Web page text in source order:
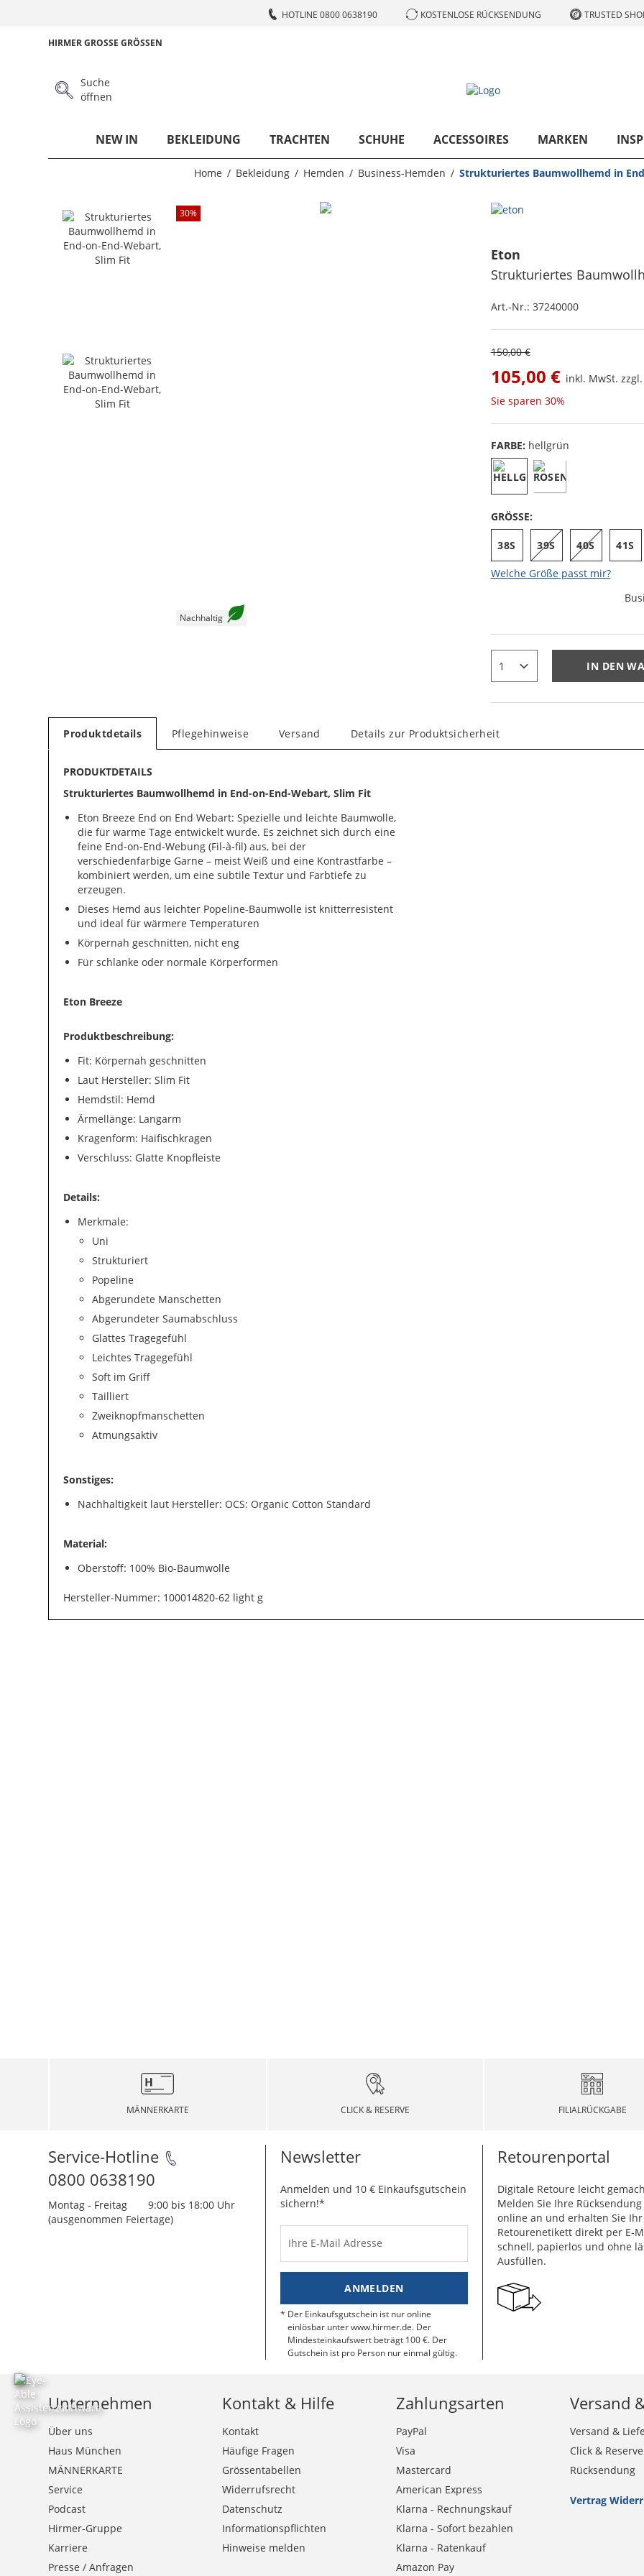
HOTLINE 0800 0638190 KOSTENLOSE RÜCKSENDUNG TRUSTED
HIRMER GROSSE GRÖSSEN
Suche
öffnen
NEW IN BEKLEIDUNG TRACHTEN SCHUHE ACCESSOIRES MARKEN
Home Bekleidung Hemden Business-Hemden Strukturiertes Baumwollhemd in
30%
Nachhaltig
Eton
Strukturiertes
Art.-Nr.: 37240000
150,00 €
105,00 € inkl. MwSt. zzgl.
Sie sparen 30%
FARBE: hellgrün
GRÖSSE:
38S 39S 40S 41S
Welche Größe passt mir?
IN DEN
Produktdetails Pflegehinweise Versand Details zur Produktsicherheit
PRODUKTDETAILS
Strukturiertes Baumwollhemd in End-on-End-Webart, Slim Fit
Eton Breeze End on End Webart: Spezielle und leichte Baumwolle,
die für warme Tage entwickelt wurde. Es zeichnet sich durch eine
feine End-on-End-Webung (Fil-à-fil) aus, bei der
verschiedenfarbige Garne – meist Weiß und eine Kontrastfarbe –
kombiniert werden, um eine subtile Textur und Farbtiefe zu
erzeugen.
Dieses Hemd aus leichter Popeline-Baumwolle ist knitterresistent
und ideal für wärmere Temperaturen
Körpernah geschnitten, nicht eng
Für schlanke oder normale Körperformen
Eton Breeze
Produktbeschreibung:
Fit: Körpernah geschnitten
Laut Hersteller: Slim Fit
Hemdstil: Hemd
Ärmellänge: Langarm
Kragenform: Haifischkragen
Verschluss: Glatte Knopfleiste
Details:
Merkmale:
Uni
Strukturiert
Popeline
Abgerundete Manschetten
Abgerundeter Saumabschluss
Glattes Tragegefühl
Leichtes Tragegefühl
Soft im Griff
Tailliert
Zweiknopfmanschetten
Atmungsaktiv
Sonstiges:
Nachhaltigkeit laut Hersteller: OCS: Organic Cotton Standard
Material:
Oberstoff: 100% Bio-Baumwolle
Hersteller-Nummer: 100014820-62 light g
MÄNNERKARTE CLICK & RESERVE FILIALRÜCKGABE
Service-Hotline
0800 0638190
Montag - Freitag
9:00 bis 18:00 Uhr
(ausgenommen Feiertage)
Newsletter
Anmelden und 10 € Einkaufsgutschein
sichern!*
Ihre E-Mail Adresse
ANMELDEN
Der Einkaufsgutschein ist nur online
einlösbar unter www.hirmer.de. Der
Mindesteinkaufswert beträgt 100 €. Der
Gutschein ist pro Person nur einmal gültig.
Retourenportal
Digitale Retoure leicht
Melden Sie Ihre
online an und erhalten Sie Ihr
Retourenetikett direkt per E-
schnell, papierlos und ohne
Ausfüllen.
Unternehmen
Über uns
Haus München
MÄNNERKARTE
Service
Podcast
Hirmer-Gruppe
Karriere
Presse / Anfragen
Kontakt & Hilfe
Kontakt
Häufige Fragen
Grössentabellen
Widerrufsrecht
Datenschutz
Informationspflichten
Hinweise melden
Zahlungsarten
PayPal
Visa
Mastercard
American Express
Klarna - Rechnungskauf
Klarna - Sofort bezahlen
Klarna - Ratenkauf
Amazon Pay
Versand
Versand &
Click & Reserve
Rücksendung
Vertrag